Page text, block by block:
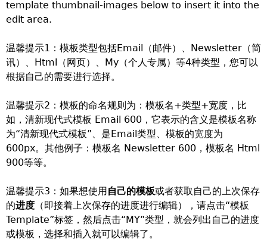
template thumbnail-images below to insert it into the
edit area.
温馨提示1：模板类型包括Email（邮件）、Newsletter（简
讯）、Html（网页）、My（个人专属）等4种类型，您可以
根据自己的需要进行选择。
温馨提示2：模板的命名规则为：模板名+类型+宽度，比
如，清新现代式模板 Email 600，它表示的含义是模板名称
为“清新现代式模板”、是Email类型、模板的宽度为
600px。其他例子：模板名 Newsletter 600，模板名 Html
900等等。
温馨提示3：如果想使用 自己的模板或者获取自己的上次保存
的进度 （即接着上次保存的进度进行编辑），请点击“模板
Template”标签，然后点击“MY”类型，就会列出自己的进度
或模板，选择和插入就可以编辑了。